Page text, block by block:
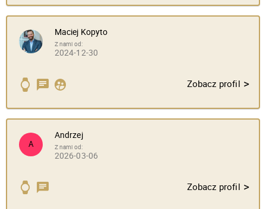
Maciej Kopyto
Z nami od:
2024-12-30
Zobacz profil >
A
Andrzej
Z nami od:
2026-03-06
Zobacz profil >